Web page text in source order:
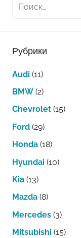
Рубрики
Audi (11)
BMW (2)
Chevrolet (15)
Ford (29)
Honda (18)
Hyundai (10)
Kia (13)
Mazda (8)
Mercedes (3)
Mitsubishi (15)